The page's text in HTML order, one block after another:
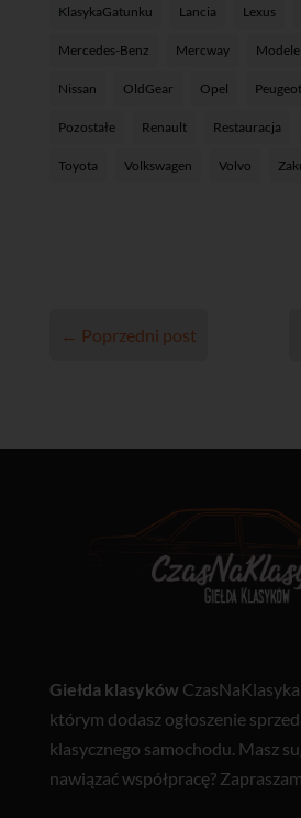
KlasykaGatunku Lancia Lexus
Mercedes-Benz Mercway Modele
Nissan OldGear Opel Peugeot
Pozostałe Renault Restauracja
Toyota Volkswagen Volvo
← Poprzedni post
Giełda klasyków
którym dodasz ogłoszenie
klasycznego samochodu. Masz
nawiązać współpracę?